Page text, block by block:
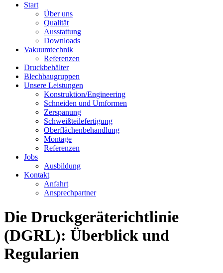
Start
Über uns
Qualität
Ausstattung
Downloads
Vakuumtechnik
Referenzen
Druckbehälter
Blechbaugruppen
Unsere Leistungen
Konstruktion/Engineering
Schneiden und Umformen
Zerspanung
Schweißteilefertigung
Oberflächenbehandlung
Montage
Referenzen
Jobs
Ausbildung
Kontakt
Anfahrt
Ansprechpartner
Die Druckgeräterichtlinie
(DGRL): Überblick und
Regularien